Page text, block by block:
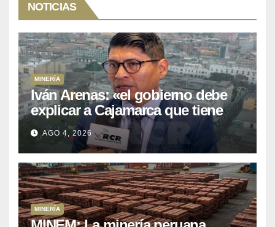
NOTICIAS
MINERÍA
Iván Arenas: «el gobierno debe
explicar a Cajamarca que tiene
US$ 16 mil millones en proyectos
mineros para salir de la pobreza
AGO 4, 2026
MINERÍA